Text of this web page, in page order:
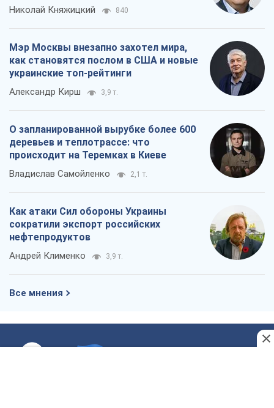
Николай Княжицкий 840
Мэр Москвы внезапно захотел мира,
как становятся послом в США и новые
украинские топ-рейтинги
Александр Кирш 3,9 т.
О запланированной вырубке более 600
деревьев и теплотрассе: что
происходит на Теремках в Киеве
Владислав Самойленко 2,1 т.
Как атаки Сил обороны Украины
сократили экспорт российских
нефтепродуктов
Андрей Клименко 3,9 т.
Все мнения